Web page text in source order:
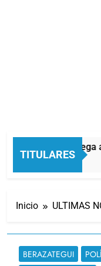
TITULARES
también llega
Inicio ULTIMAS
BERAZATEGUI